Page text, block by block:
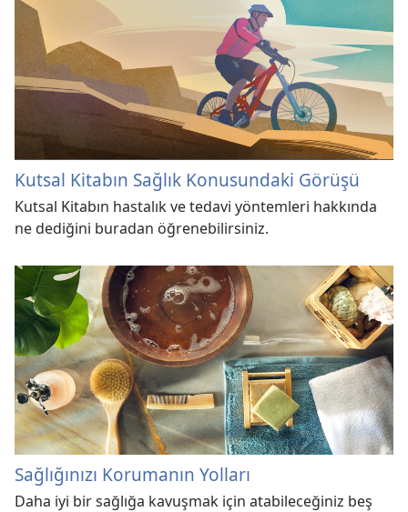
Kutsal Kitabın Sağlık Konusundaki Görüşü
Kutsal Kitabın hastalık ve tedavi yöntemleri hakkında
ne dediğini buradan öğrenebilirsiniz.
Sağlığınızı Korumanın Yolları
Daha iyi bir sağlığa kavuşmak için atabileceğiniz beş